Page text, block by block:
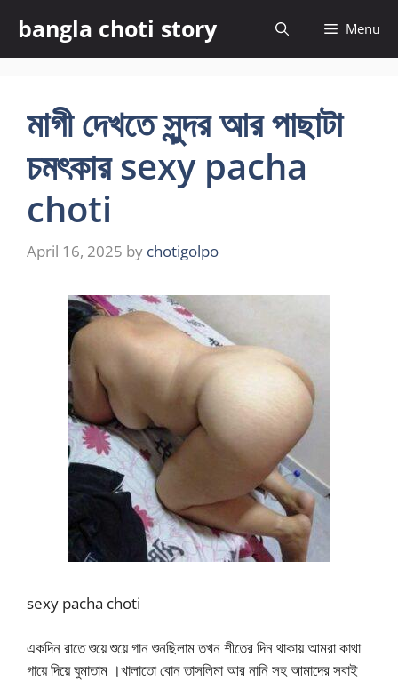
content
bangla choti story Menu
মাগী দেখতে সুন্দর আর পাছাটা
চমৎকার sexy pacha
choti
April 16, 2025 by chotigolpo
sexy pacha choti
একদিন রাতে শুয়ে শুয়ে গান শুনছিলাম তখন শীতের দিন থাকায় আমরা কাথা
গায়ে দিয়ে ঘুমাতাম ।খালাতো বোন তাসলিমা আর নানি সহ আমাদের সবাই